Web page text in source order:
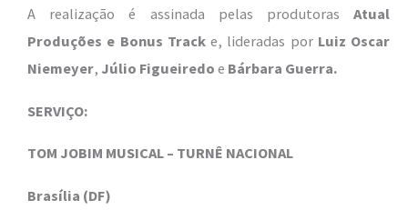
A realização é assinada pelas produtoras Atual
Produções e Bonus Tracke, lideradas por Luiz Oscar
Niemeyer, Júlio Figueiredo e Bárbara Guerra.
SERVIÇO:
TOM JOBIM MUSICAL – TURNÊ NACIONAL
Brasília (DF)